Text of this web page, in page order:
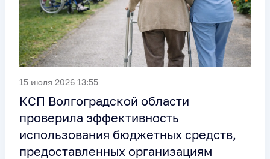
15 июля 2026 13:55
КСП Волгоградской области
проверила эффективность
использования бюджетных средств,
предоставленных организациям